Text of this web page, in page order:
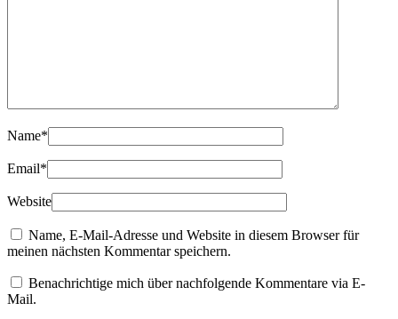
Name*
Email*
Website
Name, E-Mail-Adresse und Website in diesem Browser für
meinen nächsten Kommentar speichern.
Benachrichtige mich über nachfolgende Kommentare via E-
Mail.